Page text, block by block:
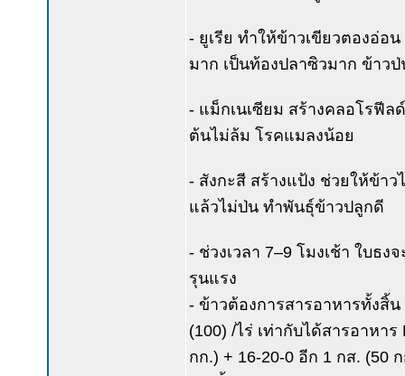
- ยูเรีย ทำให้ข้าวเขียวตองอ่อ
มาก เป็นท้องปลาซิวมาก ข้าว
- แม็กเนเซียม สร้างคลอโรฟี
ต้นไม่ล้ม โรคแมลงน้อย
- สังกะสี สร้างแป้ง ช่วยให้ข้า
แล้วไม่ป่น ทำพันธุ์ข้าวปลูกดี
- ช่วงเวลา 7–9 โมงเช้า ใบธ
รุนแรง
- ข้าวต้องการสารอาหารทั้งสิ้น
(100) /ไร่ เท่ากับได้สารอาหา
กก.) + 16-20-0 อีก 1 กส. (50